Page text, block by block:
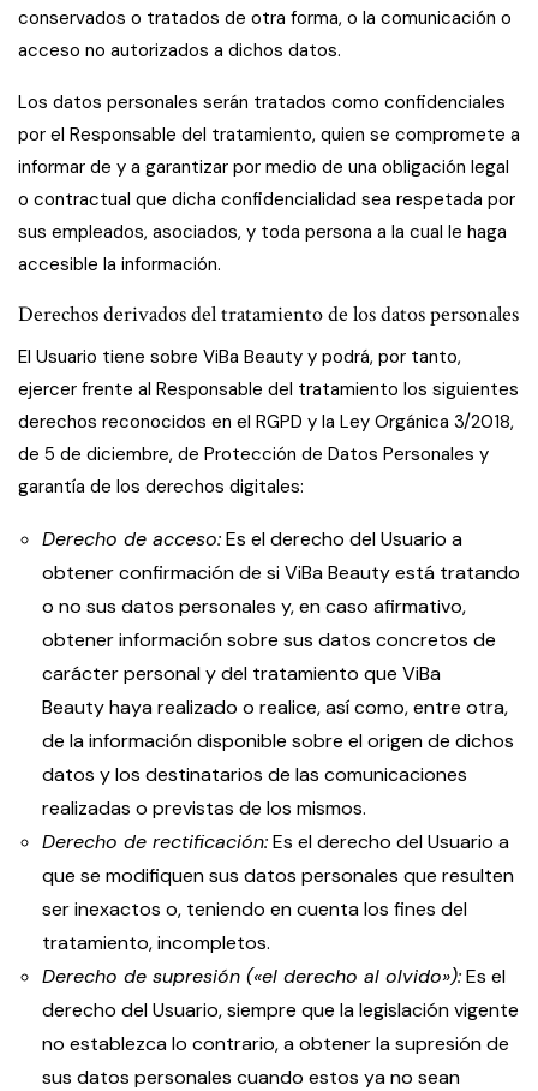
conservados o tratados de otra forma, o la comunicación o
acceso no autorizados a dichos datos.
Los datos personales serán tratados como confidenciales
por el Responsable del tratamiento, quien se compromete a
informar de y a garantizar por medio de una obligación legal
o contractual que dicha confidencialidad sea respetada por
sus empleados, asociados, y toda persona a la cual le haga
accesible la información.
Derechos derivados del tratamiento de los datos personales
El Usuario tiene sobre ViBa Beauty y podrá, por tanto,
ejercer frente al Responsable del tratamiento los siguientes
derechos reconocidos en el RGPD y la Ley Orgánica 3/2018,
de 5 de diciembre, de Protección de Datos Personales y
garantía de los derechos digitales:
Derecho de acceso:Es el derecho del Usuario a
obtener confirmación de si ViBa Beauty está tratando
o no sus datos personales y, en caso afirmativo,
obtener información sobre sus datos concretos de
carácter personal y del tratamiento que ViBa
Beauty haya realizado o realice, así como, entre otra,
de la información disponible sobre el origen de dichos
datos y los destinatarios de las comunicaciones
realizadas o previstas de los mismos.
Derecho de rectificación:Es el derecho del Usuario a
que se modifiquen sus datos personales que resulten
ser inexactos o, teniendo en cuenta los fines del
tratamiento, incompletos.
Derecho de supresión («el derecho al olvido»):Es el
derecho del Usuario, siempre que la legislación vigente
no establezca lo contrario, a obtener la supresión de
sus datos personales cuando estos ya no sean